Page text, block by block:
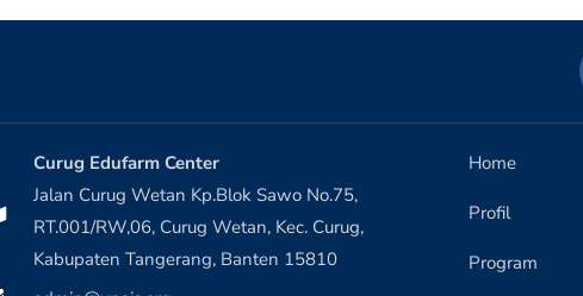
Curug Edufarm Center
Jalan Curug Wetan Kp.Blok Sawo No.75,
RT.001/RW,06, Curug Wetan, Kec. Curug,
Kabupaten Tangerang, Banten 15810
Home
Profil
Program